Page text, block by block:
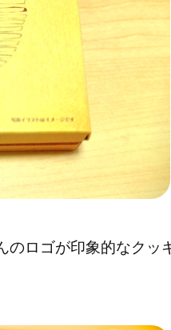
のロゴが印象的なクッ